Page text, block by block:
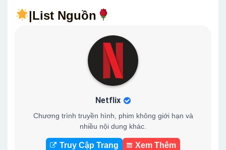
|List Nguồn
Netflix
Chương trình truyền hình, phim không giới hạn và
nhiều nội dung khác.
Truy Cập Trang Xem Thêm